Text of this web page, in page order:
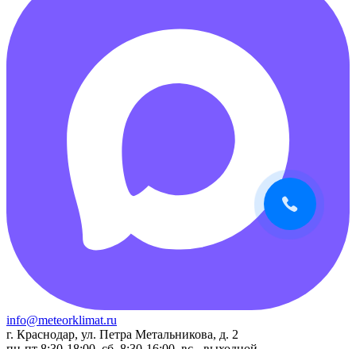
info@meteorklimat.ru
г. Краснодар, ул. Петра Метальникова, д. 2